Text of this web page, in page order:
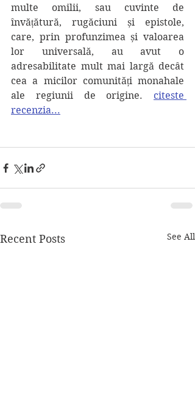
multe omilii, sau cuvinte de
învățătură, rugăciuni și epistole,
care, prin profunzimea și valoarea
lor universală, au avut o
adresabilitate mult mai largă decât
cea a micilor comunități monahale
ale regiunii de origine. citeste
recenzia...
Recent Posts See All